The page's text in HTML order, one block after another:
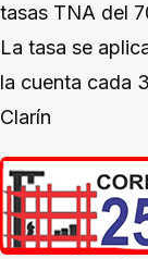
tasas TNA del
La tasa se
la cuenta cada
Clarín